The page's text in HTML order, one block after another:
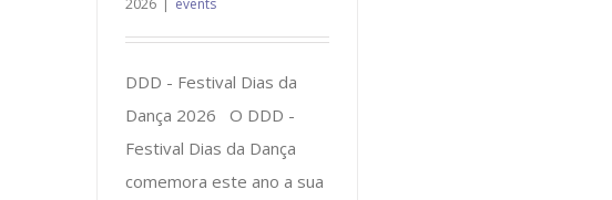
2026 | events
DDD - Festival Dias da
Dança 2026 O DDD -
Festival Dias da Dança
comemora este ano a sua